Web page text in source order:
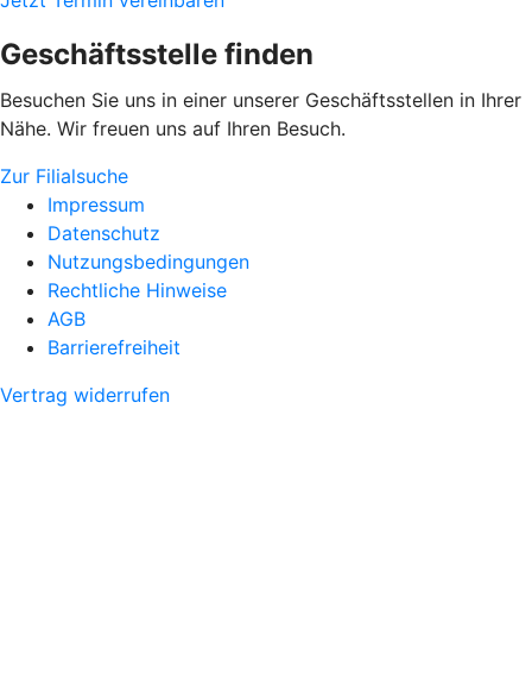
Geschäftsstelle finden
Besuchen Sie uns in einer unserer Geschäftsstellen in Ihrer
Nähe. Wir freuen uns auf Ihren Besuch.
Zur Filialsuche
Impressum
Datenschutz
Nutzungsbedingungen
Rechtliche Hinweise
AGB
Barrierefreiheit
Vertrag widerrufen